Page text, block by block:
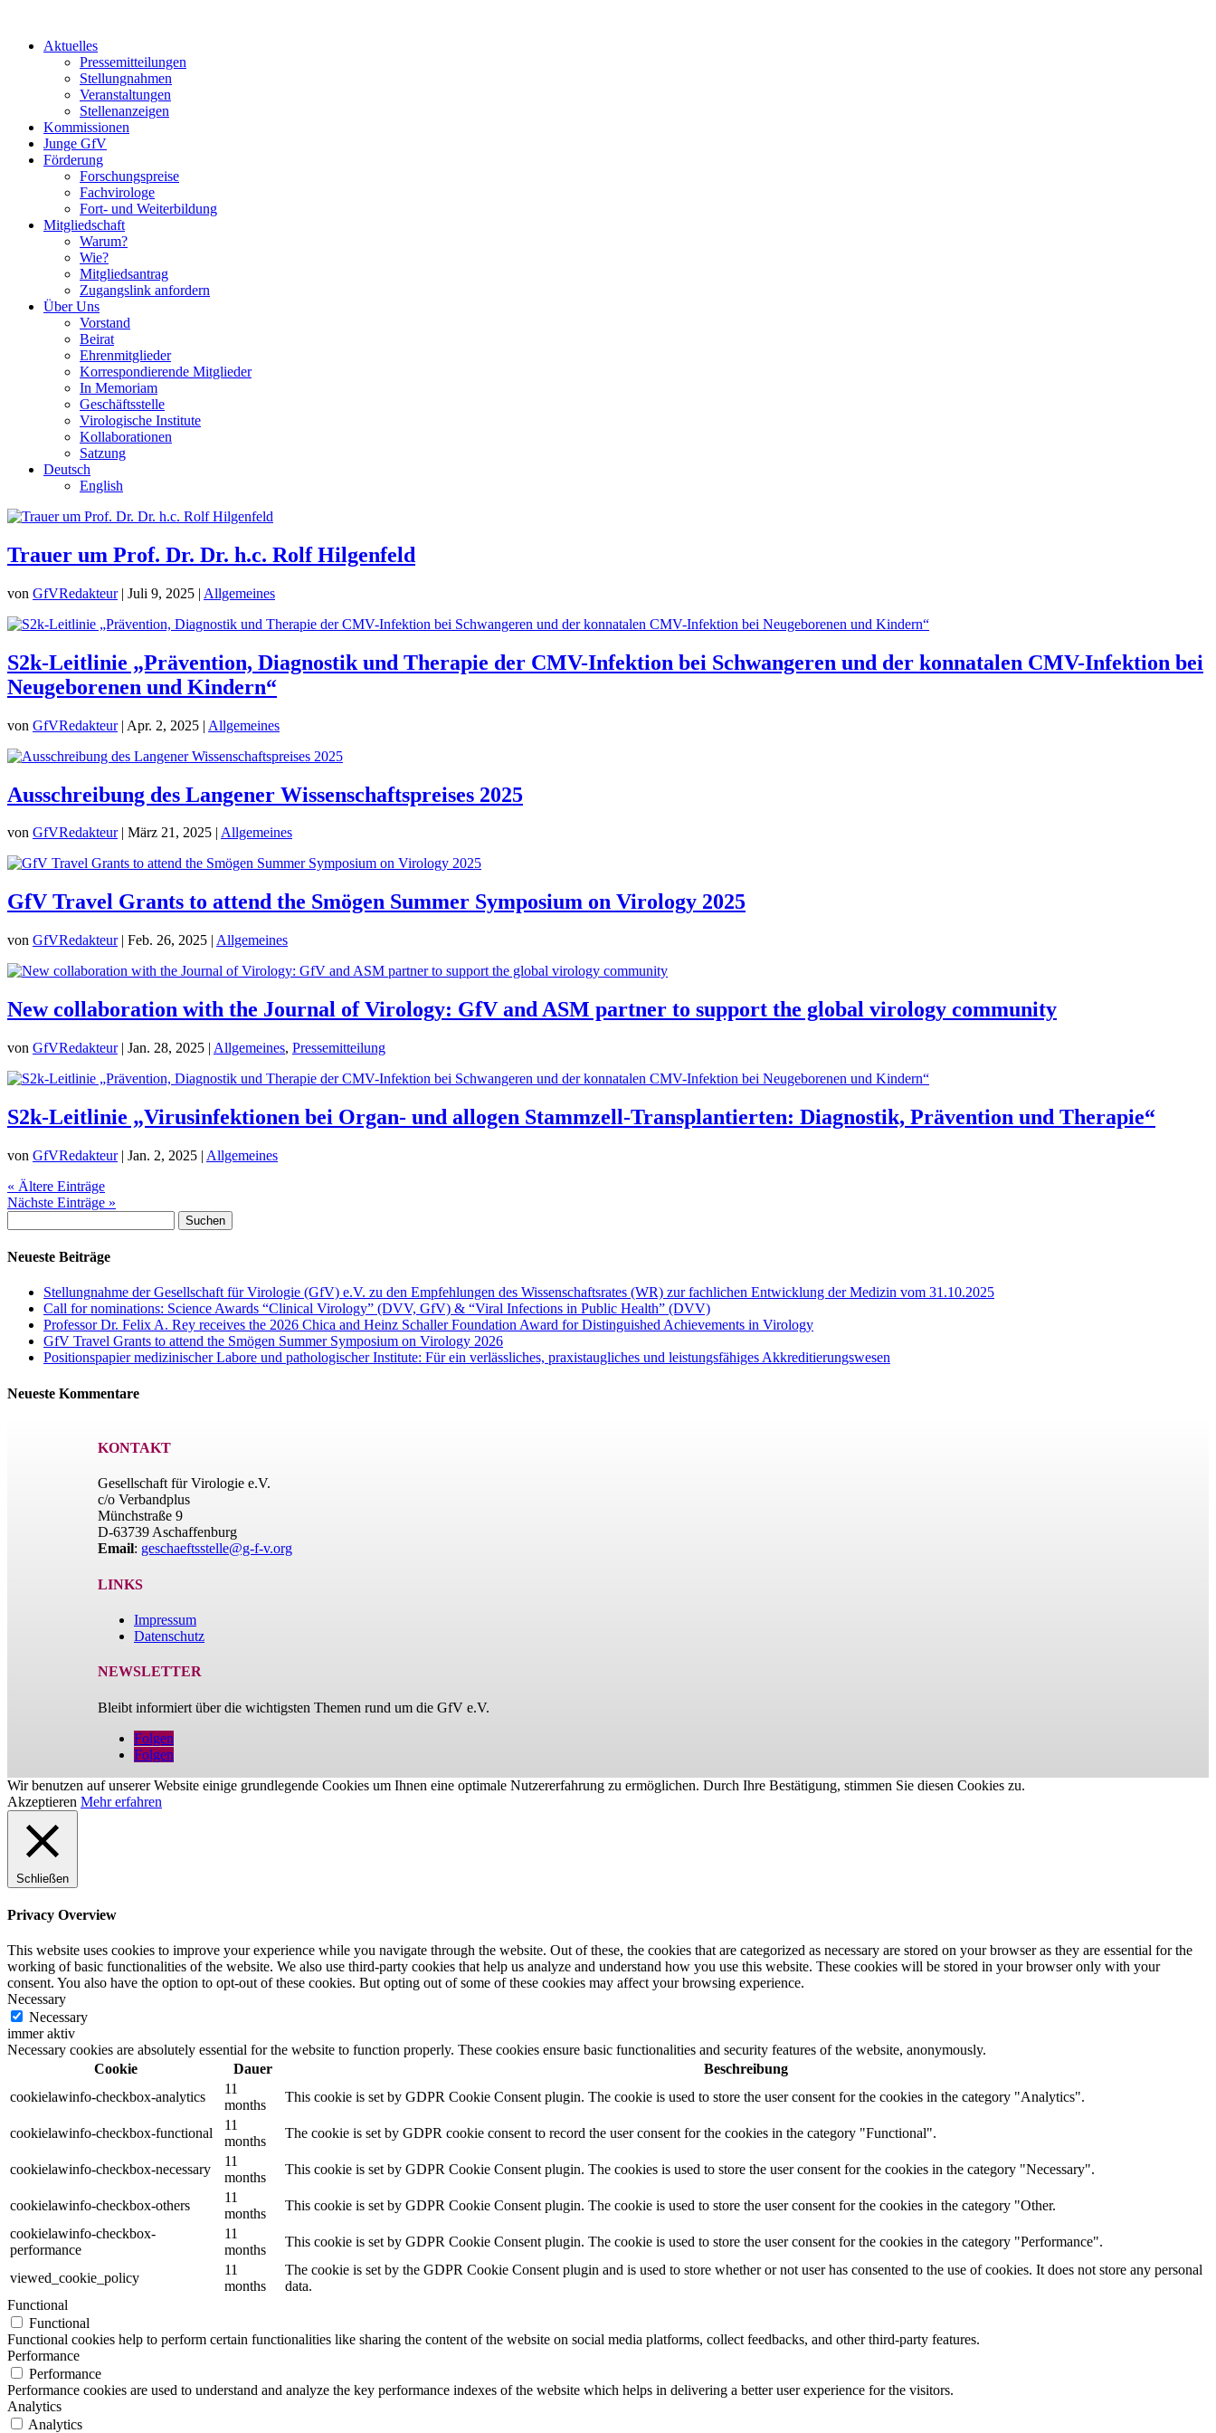
Aktuelles
Pressemitteilungen
Stellungnahmen
Veranstaltungen
Stellenanzeigen
Kommissionen
Junge GfV
Förderung
Forschungspreise
Fachvirologe
Fort- und Weiterbildung
Mitgliedschaft
Warum?
Wie?
Mitgliedsantrag
Zugangslink anfordern
Über Uns
Vorstand
Beirat
Ehrenmitglieder
Korrespondierende Mitglieder
In Memoriam
Geschäftsstelle
Virologische Institute
Kollaborationen
Satzung
Deutsch
English
Trauer um Prof. Dr. Dr. h.c. Rolf Hilgenfeld
von GfVRedakteur| Juli 9, 2025 | Allgemeines
S2k-Leitlinie „Prävention, Diagnostik und Therapie der CMV-Infektion bei Schwangeren und der konnatalen CMV-Infektion bei
Neugeborenen und Kindern“
von GfVRedakteur| Apr. 2, 2025 | Allgemeines
Ausschreibung des Langener Wissenschaftspreises 2025
von GfVRedakteur| März 21, 2025 | Allgemeines
GfV Travel Grants to attend the Smögen Summer Symposium on Virology 2025
von GfVRedakteur| Feb. 26, 2025 | Allgemeines
New collaboration with the Journal of Virology: GfV and ASM partner to support the global virology community
von GfVRedakteur| Jan. 28, 2025 | Allgemeines, Pressemitteilung
S2k-Leitlinie „Virusinfektionen bei Organ- und allogen Stammzell-Transplantierten: Diagnostik, Prävention und Therapie“
von GfVRedakteur| Jan. 2, 2025 | Allgemeines
« Ältere Einträge
Nächste Einträge »
nach:
Neueste Beiträge
Stellungnahme der Gesellschaft für Virologie (GfV) e.V. zu den Empfehlungen des Wissenschaftsrates (WR) zur fachlichen Entwicklung der Medizin vom 31.10.2025
Call for nominations: Science Awards “Clinical Virology” (DVV, GfV) & “Viral Infections in Public Health” (DVV)
Professor Dr. Felix A. Rey receives the 2026 Chica and Heinz Schaller Foundation Award for Distinguished Achievements in Virology
GfV Travel Grants to attend the Smögen Summer Symposium on Virology 2026
Positionspapier medizinischer Labore und pathologischer Institute: Für ein verlässliches, praxistaugliches und leistungsfähiges Akkreditierungswesen
Neueste Kommentare
KONTAKT
Gesellschaft für Virologie e.V.
c/o Verbandplus
Münchstraße 9
D-63739 Aschaffenburg
Email: geschaeftsstelle@g-f-v.org
LINKS
Impressum
Datenschutz
NEWSLETTER
Bleibt informiert über die wichtigsten Themen rund um die GfV e.V.
Folgen
Folgen
Wir benutzen auf unserer Website einige grundlegende Cookies um Ihnen eine optimale Nutzererfahrung zu ermöglichen. Durch Ihre Bestätigung, stimmen Sie diesen Cookies zu.
Akzeptieren Mehr erfahren
Schließen
Privacy Overview
This website uses cookies to improve your experience while you navigate through the website. Out of these, the cookies that are categorized as necessary are stored on your browser as they are essential for the
working of basic functionalities of the website. We also use third-party cookies that help us analyze and understand how you use this website. These cookies will be stored in your browser only with your
consent. You also have the option to opt-out of these cookies. But opting out of some of these cookies may affect your browsing experience.
Necessary
Necessary
immer aktiv
Necessary cookies are absolutely essential for the website to function properly. These cookies ensure basic functionalities and security features of the website, anonymously.
Cookie
Dauer
Beschreibung
cookielawinfo-checkbox-analytics
11
months
This cookie is set by GDPR Cookie Consent plugin. The cookie is used to store the user consent for the cookies in the category "Analytics".
cookielawinfo-checkbox-functional
11
months
The cookie is set by GDPR cookie consent to record the user consent for the cookies in the category "Functional".
cookielawinfo-checkbox-necessary
11
months
This cookie is set by GDPR Cookie Consent plugin. The cookies is used to store the user consent for the cookies in the category "Necessary".
cookielawinfo-checkbox-others
11
months
This cookie is set by GDPR Cookie Consent plugin. The cookie is used to store the user consent for the cookies in the category "Other.
cookielawinfo-checkbox-
performance
11
months
This cookie is set by GDPR Cookie Consent plugin. The cookie is used to store the user consent for the cookies in the category "Performance".
viewed_cookie_policy
11
months
The cookie is set by the GDPR Cookie Consent plugin and is used to store whether or not user has consented to the use of cookies. It does not store any personal
data.
Functional
Functional
Functional cookies help to perform certain functionalities like sharing the content of the website on social media platforms, collect feedbacks, and other third-party features.
Performance
Performance
Performance cookies are used to understand and analyze the key performance indexes of the website which helps in delivering a better user experience for the visitors.
Analytics
Analytics